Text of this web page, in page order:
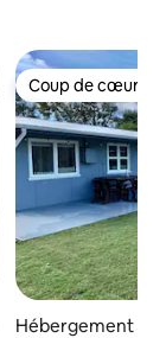
sur la
Coup de cœur
Coup de cœur
Hébergement ⋅